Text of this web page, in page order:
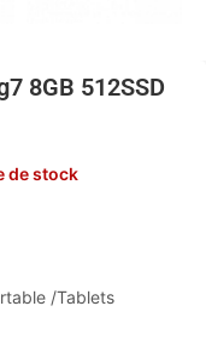
8GB 512SSD
de stock
/Tablets